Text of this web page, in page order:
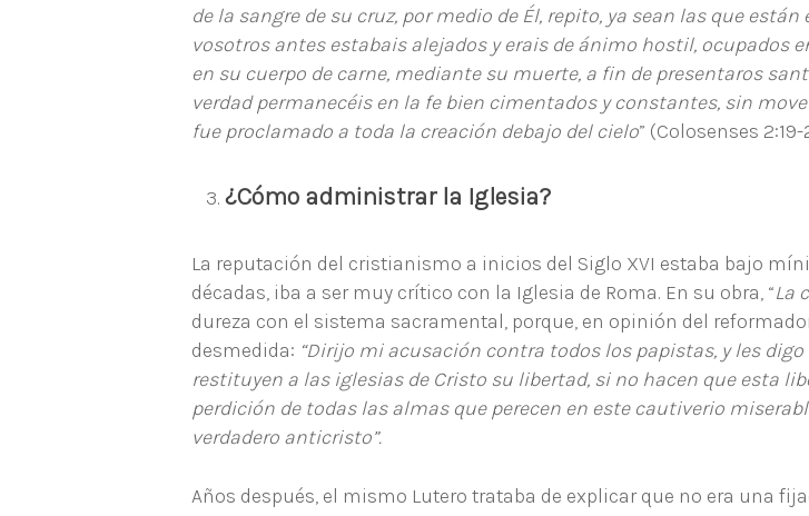
de la sangre de su cruz, por medio de Él, repito, ya sean las que
vosotros antes estabais alejados y erais de ánimo hostil, ocupados
en su cuerpo de carne, mediante su muerte, a fin de presentaros
verdad permanecéis en la fe bien cimentados y constantes, sin
fue proclamado a toda la creación debajo del cielo” (Colosenses 2:19-
¿Cómo administrar la Iglesia?
La reputación del cristianismo a inicios del Siglo XVI estaba bajo
décadas, iba a ser muy crítico con la Iglesia de Roma. En su obra, “La
dureza con el sistema sacramental, porque, en opinión del
desmedida: “Dirijo mi acusación contra todos los papistas, y les
restituyen a las iglesias de Cristo su libertad, si no hacen que esta
perdición de todas las almas que perecen en este cautiverio
verdadero anticristo”.
Años después, el mismo Lutero trataba de explicar que no era una